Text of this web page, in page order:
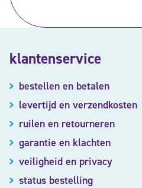
klantenservice
bestellen en betalen
levertijd en verzendkosten
ruilen en retourneren
garantie en klachten
veiligheid en privacy
status bestelling